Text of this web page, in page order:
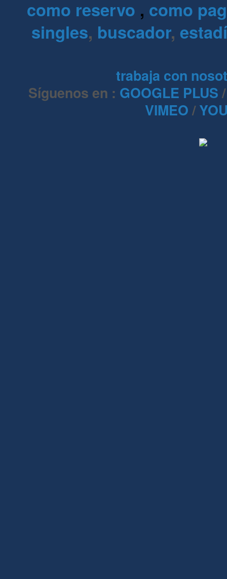
como reservo , como
singles, buscador,
trabaja con
Síguenos en : GOOGLE PLUS
VIMEO /